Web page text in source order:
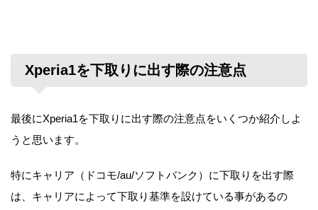
Xperia1を下取りに出す際の注意点
最後にXperia1を下取りに出す際の注意点をいくつか紹介しよ
うと思います。
特にキャリア（ドコモ/au/ソフトバンク）に下取りを出す際
は、キャリアによって下取り基準を設けている事があるの